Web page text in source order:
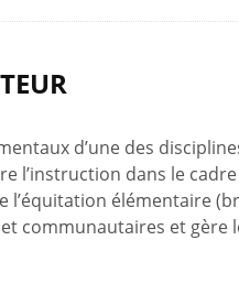
d’une des
l’instruction dans le
l’équitation élémentaire
communautaires et gère